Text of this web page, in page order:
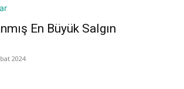
En Büyük Salgın
2024